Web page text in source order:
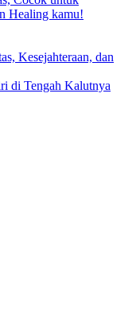
Healing kamu!
Kesejahteraan, dan
di Tengah Kalutnya